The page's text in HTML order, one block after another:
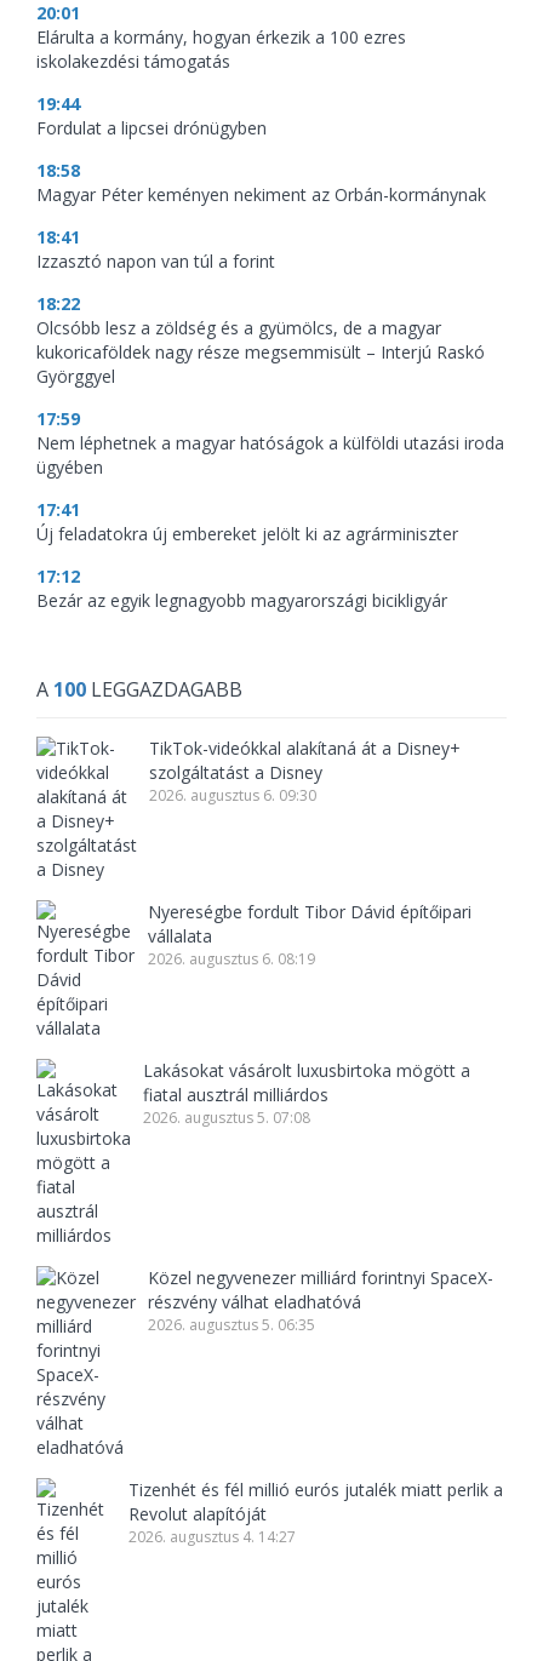
20:01
Elárulta a kormány, hogyan érkezik a 100 ezres
iskolakezdési támogatás
19:44
Fordulat a lipcsei drónügyben
18:58
Magyar Péter keményen nekiment az Orbán-kormánynak
18:41
Izzasztó napon van túl a forint
18:22
Olcsóbb lesz a zöldség és a gyümölcs, de a magyar
kukoricaföldek nagy része megsemmisült – Interjú Raskó
Györggyel
17:59
Nem léphetnek a magyar hatóságok a külföldi utazási iroda
ügyében
17:41
Új feladatokra új embereket jelölt ki az agrárminiszter
17:12
Bezár az egyik legnagyobb magyarországi bicikligyár
A 100 LEGGAZDAGABB
TikTok-videókkal alakítaná át a Disney+
szolgáltatást a Disney
2026. augusztus 6. 09:30
Nyereségbe fordult Tibor Dávid építőipari
vállalata
2026. augusztus 6. 08:19
Lakásokat vásárolt luxusbirtoka mögött a
fiatal ausztrál milliárdos
2026. augusztus 5. 07:08
Közel negyvenezer milliárd forintnyi SpaceX-
részvény válhat eladhatóvá
2026. augusztus 5. 06:35
Tizenhét és fél millió eurós jutalék miatt perlik a
Revolut alapítóját
2026. augusztus 4. 14:27